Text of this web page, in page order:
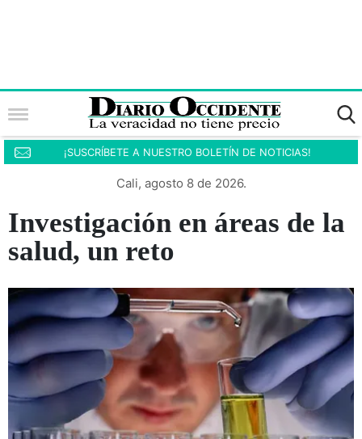
¡SUSCRÍBETE A NUESTRO BOLETÍN DE NOTICIAS!
Cali, agosto 8 de 2026.
Investigación en áreas de la
salud, un reto